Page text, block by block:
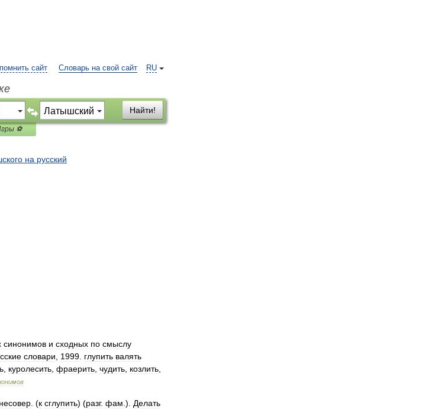
RU
сайт Словарь на свой сайт
Найти!
⚽
на русский
синонимов и сходных по смыслу
словари 1999 глупить валять
куролесить фраерить чудить козлить
несовер . (к сглупить) (разг. фам .). Делать